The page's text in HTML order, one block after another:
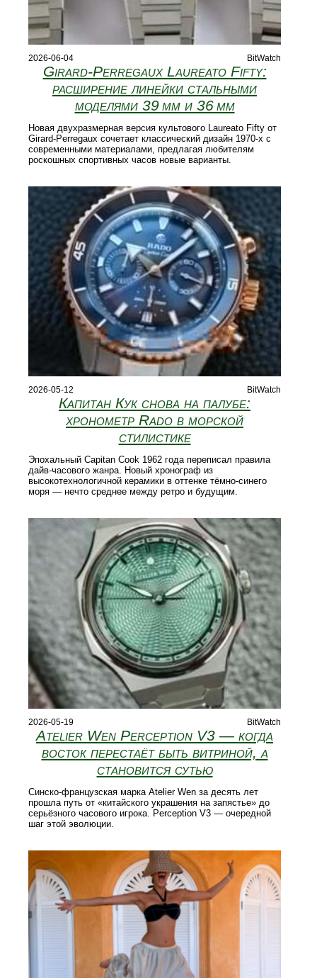
2026-06-04 BitWatch
Girard-Perregaux Laureato Fifty:
расширение линейки стальными
моделями 39 мм и 36 мм
Новая двухразмерная версия культового Laureato Fifty от
Girard‑Perregaux сочетает классический дизайн 1970‑х с
современными материалами, предлагая любителям
роскошных спортивных часов новые варианты.
2026-05-12 BitWatch
Капитан Кук снова на палубе:
хронометр Rado в морской
стилистике
Эпохальный Capitan Cook 1962 года переписал правила
дайв-часового жанра. Новый хронограф из
высокотехнологичной керамики в оттенке тёмно-синего
моря — нечто среднее между ретро и будущим.
2026-05-19 BitWatch
Atelier Wen Perception V3 — когда
восток перестаёт быть витриной, а
становится сутью
Синско-французская марка Atelier Wen за десять лет
прошла путь от «китайского украшения на запястье» до
серьёзного часового игрока. Perception V3 — очередной
шаг этой эволюции.